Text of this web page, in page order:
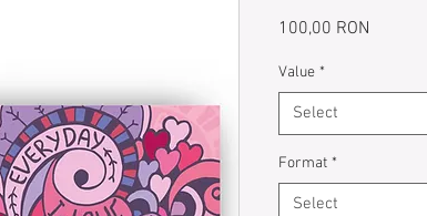
100,00 RON
Value *
Select
Format *
Select